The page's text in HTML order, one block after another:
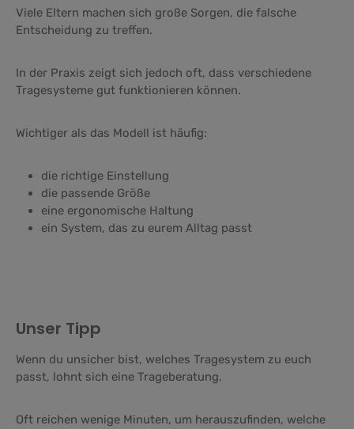
Viele Eltern machen sich große Sorgen, die falsche
Entscheidung zu treffen.
In der Praxis zeigt sich jedoch oft, dass verschiedene
Tragesysteme gut funktionieren können.
Wichtiger als das Modell ist häufig:
die richtige Einstellung
die passende Größe
eine ergonomische Haltung
ein System, das zu eurem Alltag passt
Unser Tipp
Wenn du unsicher bist, welches Tragesystem zu euch
passt, lohnt sich eine Trageberatung.
Oft reichen wenige Minuten, um herauszufinden, welche